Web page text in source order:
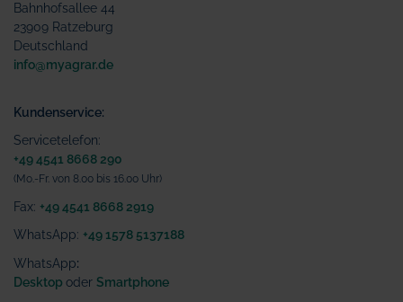
Bahnhofsallee 44
23909 Ratzeburg
Deutschland
info@myagrar.de
Kundenservice:
Servicetelefon:
+49 4541 8668 290
(Mo.-Fr. von 8.00 bis 16.00 Uhr)
Fax: +49 4541 8668 2919
WhatsApp: +49 1578 5137188
WhatsApp:
Desktop oder Smartphone